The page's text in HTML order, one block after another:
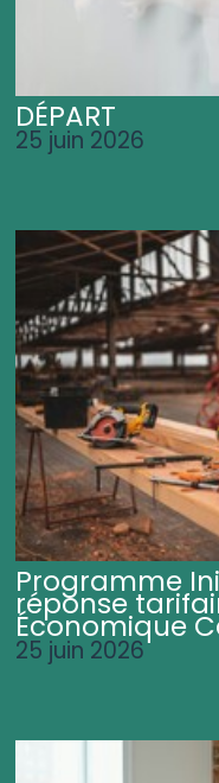
DÉPART
25 juin 2026
Programme
réponse
Économique
25 juin 2026